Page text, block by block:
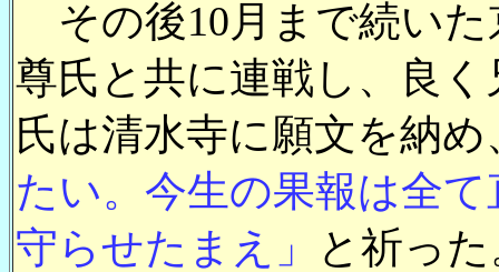
その後10月まで続いた
尊氏と共に連戦し、良
氏は清水寺に願文を納
たい。今生の果報は全
守らせたまえ」
と祈っ